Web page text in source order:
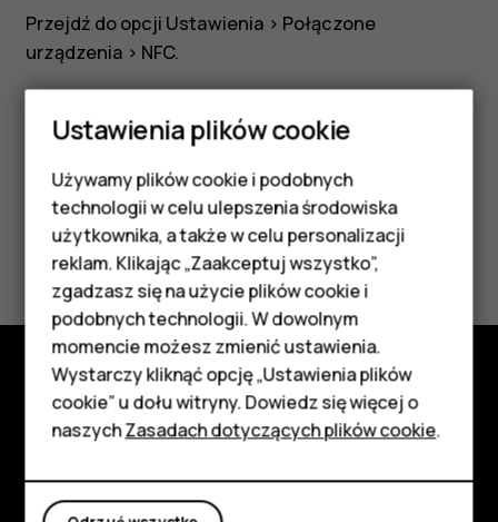
Smartfony
Telefony z funkcjami
podstawowymi
Akcesoria
HMD Terra M
Tablety
Moje konto
Przejdź do opcji Ustawienia > Połączone
urządzenia > NFC.
Czy te informacje były pomocne?
Tak Nie
Poznaj
Informacje
Planet and people
Ustawienia plików cookie
Używamy plików cookie i podobnych
technologii w celu ulepszenia środowiska
użytkownika, a także w celu personalizacji
reklam. Klikając „Zaakceptuj wszystko”,
zgadzasz się na użycie plików cookie i
podobnych technologii. W dowolnym
momencie możesz zmienić ustawienia.
Wystarczy kliknąć opcję „Ustawienia plików
cookie” u dołu witryny. Dowiedz się więcej o
naszychZasadach dotyczących plików cookie.